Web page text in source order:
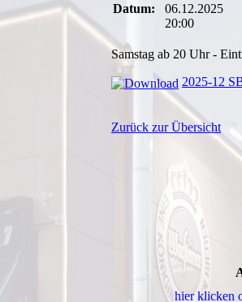
Datum:
06.12.2025
20:00
Samstag ab 20 Uhr -
2025-12
Zurück zur Übersicht
hier klicken